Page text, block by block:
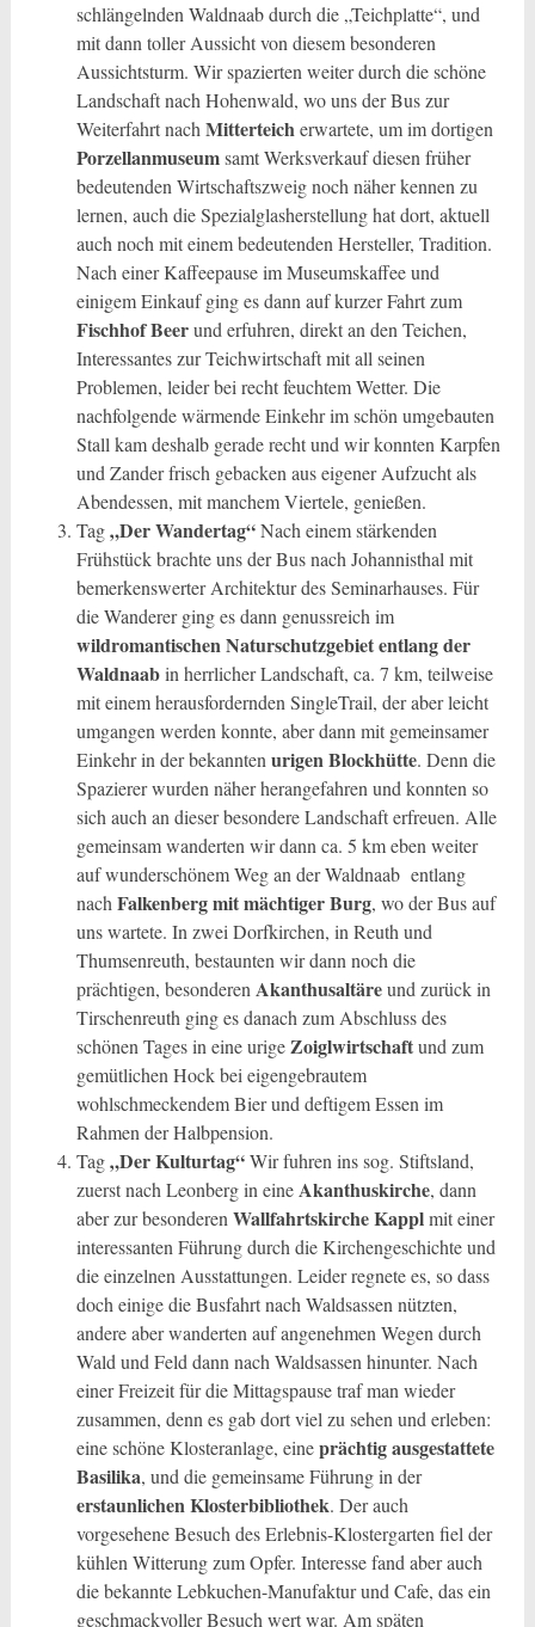
schlängelnden Waldnaab durch die „Teichplatte“, und
mit dann toller Aussicht von diesem besonderen
Aussichtsturm. Wir spazierten weiter durch die schöne
Landschaft nach Hohenwald, wo uns der Bus zur
Weiterfahrt nach Mitterteicherwartete, um im dortigen
Porzellanmuseumsamt Werksverkauf diesen früher
bedeutenden Wirtschaftszweig noch näher kennen zu
lernen, auch die Spezialglasherstellung hat dort, aktuell
auch noch mit einem bedeutenden Hersteller, Tradition.
Nach einer Kaffeepause im Museumskaffee und
einigem Einkauf ging es dann auf kurzer Fahrt zum
Fischhof Beerund erfuhren, direkt an den Teichen,
Interessantes zur Teichwirtschaft mit all seinen
Problemen, leider bei recht feuchtem Wetter. Die
nachfolgende wärmende Einkehr im schön umgebauten
Stall kam deshalb gerade recht und wir konnten Karpfen
und Zander frisch gebacken aus eigener Aufzucht als
Abendessen, mit manchem Viertele, genießen.
Tag„Der Wandertag“Nach einem stärkenden
Frühstück brachte uns der Bus nach Johannisthal mit
bemerkenswerter Architektur des Seminarhauses. Für
die Wanderer ging es dann genussreich im
wildromantischen Naturschutzgebiet entlang der
Waldnaabin herrlicher Landschaft, ca. 7 km, teilweise
mit einem herausfordernden SingleTrail, der aber leicht
umgangen werden konnte, aber dann mit gemeinsamer
Einkehr in der bekannten urigen Blockhütte. Denn die
Spazierer wurden näher herangefahren und konnten so
sich auch an dieser besondere Landschaft erfreuen. Alle
gemeinsam wanderten wir dann ca. 5 km eben weiter
auf wunderschönem Weg an der Waldnaab entlang
nach Falkenberg mit mächtiger Burg, wo der Bus auf
uns wartete. In zwei Dorfkirchen, in Reuth und
Thumsenreuth, bestaunten wir dann noch die
prächtigen, besonderen Akanthusaltäreund zurück in
Tirschenreuth ging es danach zum Abschluss des
schönen Tages in eine urigeZoiglwirtschaftund zum
gemütlichen Hock bei eigengebrautem
wohlschmeckendem Bier und deftigem Essen im
Rahmen der Halbpension.
Tag„Der Kulturtag“Wir fuhren ins sog. Stiftsland,
zuerst nach Leonberg in eineAkanthuskirche, dann
aber zur besonderen Wallfahrtskirche Kapplmit einer
interessanten Führung durch die Kirchengeschichte und
die einzelnen Ausstattungen. Leider regnete es, so dass
doch einige die Busfahrt nach Waldsassen nützten,
andere aber wanderten auf angenehmen Wegen durch
Wald und Feld dann nach Waldsassen hinunter. Nach
einer Freizeit für die Mittagspause traf man wieder
zusammen, denn es gab dort viel zu sehen und erleben:
eine schöne Klosteranlage, eineprächtig ausgestattete
Basilika, und die gemeinsame Führung in der
erstaunlichen Klosterbibliothek. Der auch
vorgesehene Besuch des Erlebnis-Klostergarten fiel der
kühlen Witterung zum Opfer. Interesse fand aber auch
die bekannte Lebkuchen-Manufaktur und Cafe, das ein
geschmackvoller Besuch wert war. Am späten